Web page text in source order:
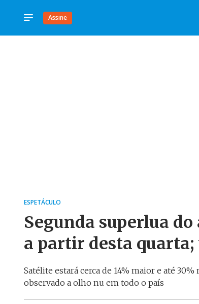
Assine
ESPETÁCULO
Segunda superlua
a partir desta
Satélite estará cerca de 14% maior e até
observado a olho nu em todo o país